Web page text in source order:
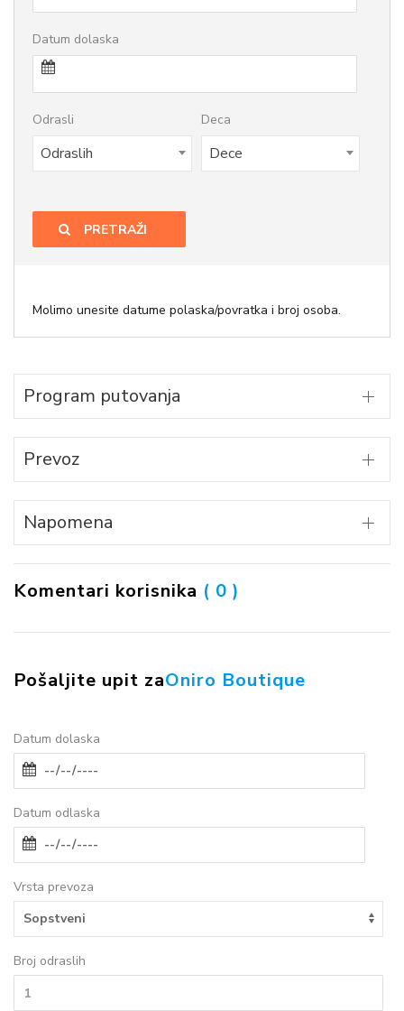
Datum dolaska
Odrasli
Odraslih
Deca
Dece
PRETRAŽI
Molimo unesite datume polaska/povratka i broj osoba.
Program putovanja
Prevoz
Napomena
Komentari korisnika ( 0 )
Pošaljite upit zaOniro Boutique
Datum dolaska
Datum odlaska
Vrsta prevoza
Broj odraslih